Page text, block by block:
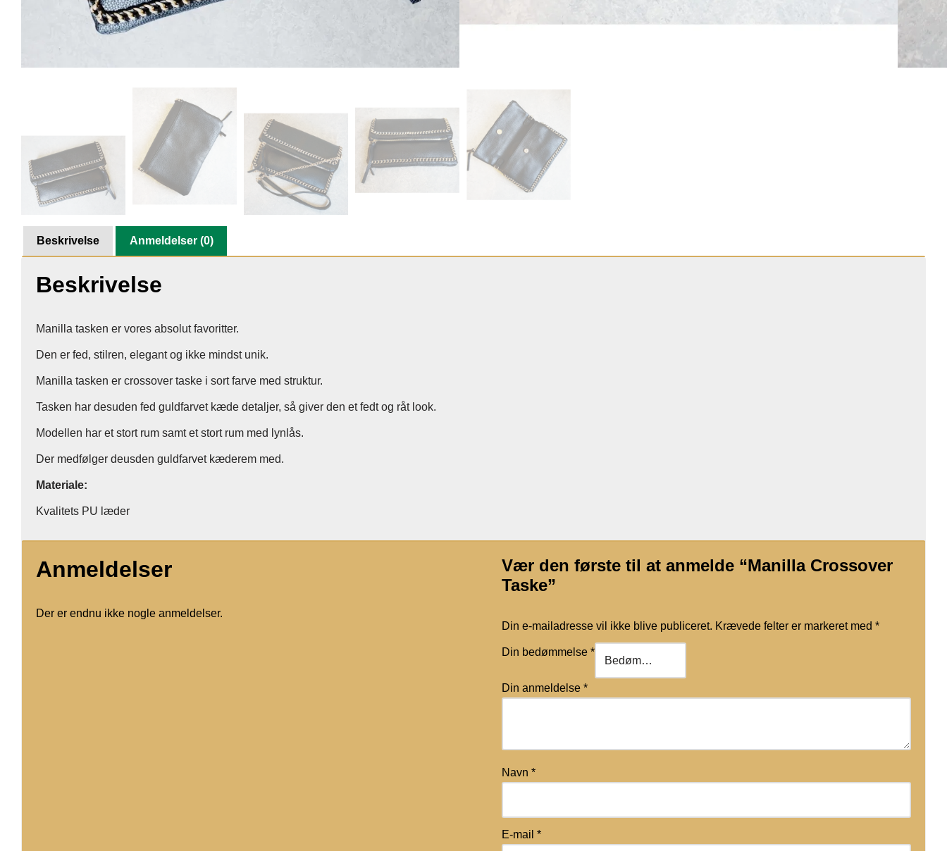
Beskrivelse Anmeldelser (0)
Beskrivelse
Manilla tasken er vores absolut favoritter.
Den er fed, stilren, elegant og ikke mindst unik.
Manilla tasken er crossover taske i sort farve med struktur.
Tasken har desuden fed guldfarvet kæde detaljer, så giver den et fedt og råt look.
Modellen har et stort rum samt et stort rum med lynlås.
Der medfølger deusden guldfarvet kæderem med.
Materiale:
Kvalitets PU læder
Anmeldelser
Der er endnu ikke nogle anmeldelser.
Vær den første til at anmelde “Manilla Crossover
Taske”
Din e-mailadresse vil ikke blive publiceret. Krævede felter er markeret med *
Din bedømmelse *
Din anmeldelse *
Navn *
E-mail *